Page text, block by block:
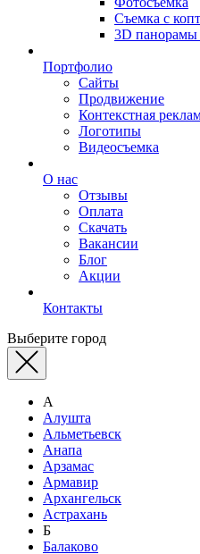
Съемка с
3D
Портфолио
Сайты
Продвижение
Контекстная
Логотипы
Видеосъемка
О нас
Отзывы
Оплата
Скачать
Вакансии
Блог
Акции
Контакты
Выберите город
А
Алушта
Альметьевск
Анапа
Арзамас
Армавир
Архангельск
Астрахань
Б
Балаково